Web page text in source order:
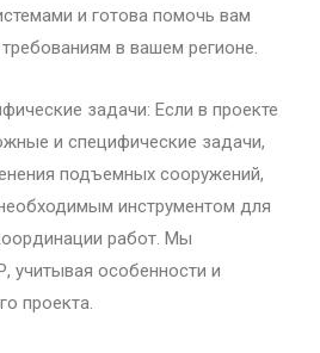
и готова помочь вам
в вашем регионе.
задачи: Если в проекте
и специфические задачи,
подъемных сооружений,
инструментом для
работ. Мы
учитывая особенности и
проекта.